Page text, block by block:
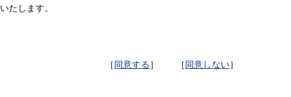
いたします。
［同意する］ ［同意しない］